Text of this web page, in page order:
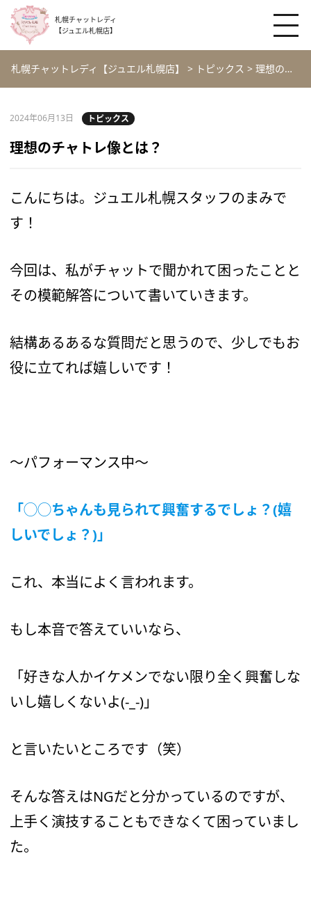
札幌チャットレディ
【ジュエル札幌店】
札幌チャットレディ【ジュエル札幌店】 > トピックス > 理想のチャトレ像とは？
2024年06月13日 トピックス
理想のチャトレ像とは？
こんにちは。ジュエル札幌スタッフのまみで
す！
今回は、私がチャットで聞かれて困ったことと
その模範解答について書いていきます。
結構あるあるな質問だと思うので、少しでもお
役に立てれば嬉しいです！
〜パフォーマンス中〜
「◯◯ちゃんも見られて興奮するでしょ？(嬉
しいでしょ？)」
これ、本当によく言われます。
もし本音で答えていいなら、
「好きな人かイケメンでない限り全く興奮しな
いし嬉しくないよ(-_-)」
と言いたいところです（笑）
そんな答えはNGだと分かっているのですが、
上手く演技することもできなくて困っていまし
た。